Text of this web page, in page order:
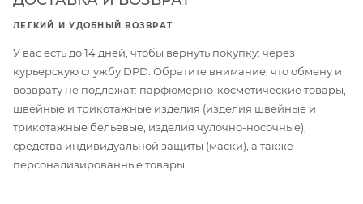
ЛЕГКИЙ И УДОБНЫЙ ВОЗВРАТ
У вас есть до 14 дней, чтобы вернуть покупку: через
курьерскую службу DPD. Обратите внимание, что обмену и
возврату не подлежат: парфюмерно-косметические товары,
швейные и трикотажные изделия (изделия швейные и
трикотажные бельевые, изделия чулочно-носочные),
средства индивидуальной защиты (маски), а также
персонализированные товары.